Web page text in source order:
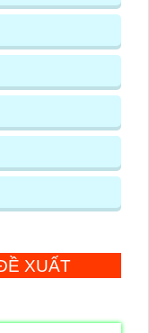
XUẤT